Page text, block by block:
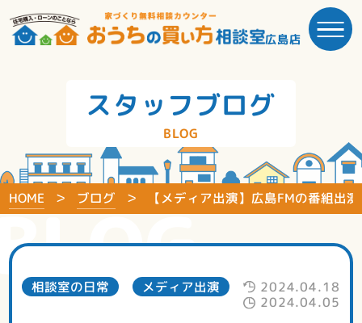
広島店
スタッフブログ
BLOG
HOME ブログ 【メディア出演】広島FMの番組出
相談室の日常 メディア出演
2024.04.18
2024.04.05